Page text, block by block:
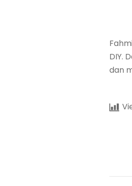
DIY.
dan